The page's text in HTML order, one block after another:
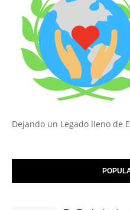
Dejando un Legado lleno de